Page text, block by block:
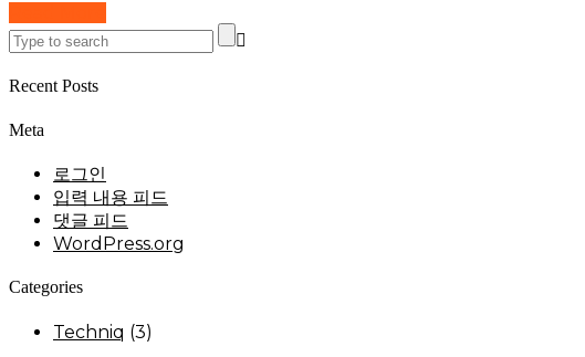
Recent Posts
Meta
로그인
입력 내용 피드
댓글 피드
WordPress.org
Categories
Techniq (3)